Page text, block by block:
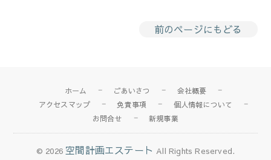
前のページにもどる
ホーム ごあいさつ
会社概要
アクセスマップ
免責事項
個人情報について
お問合せ
新規事業
© 2026 空間計画エステート All Rights Reserved.